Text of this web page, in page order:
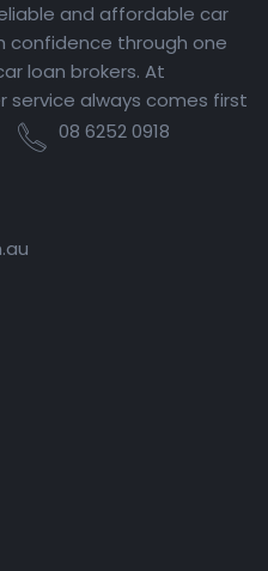
and affordable car
confidence through one
loan brokers. At
service always comes first
08 6252 0918